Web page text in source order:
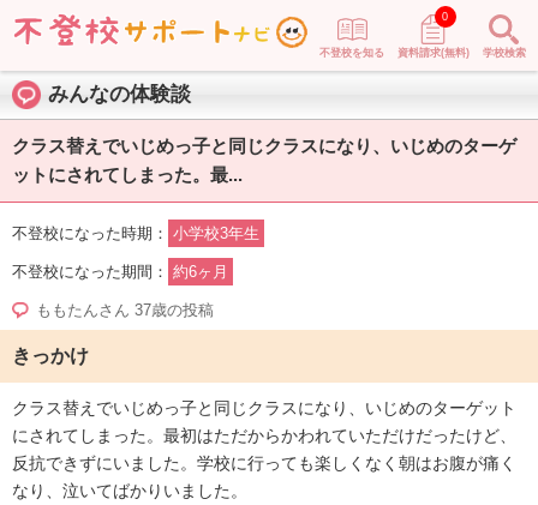
不登校を知る 資料請求(無料)
0
学校検索
みんなの体験談
クラス替えでいじめっ子と同じクラスになり、いじめのターゲ
ットにされてしまった。最...
不登校になった時期： 小学校3年生
不登校になった期間： 約6ヶ月
ももたんさん 37歳の投稿
きっかけ
クラス替えでいじめっ子と同じクラスになり、いじめのターゲット
にされてしまった。最初はただからかわれていただけだったけど、
反抗できずにいました。学校に行っても楽しくなく朝はお腹が痛く
なり、泣いてばかりいました。